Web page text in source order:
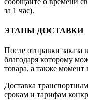
за 1 час).
ЭТАПЫ ДОСТАВКИ
После отправки
благодаря которому
товара, а также момент
Доставка
срокам и тарифам